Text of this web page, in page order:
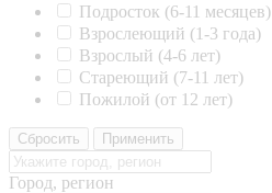
Подросток (6-11 месяцев)
Взрослеющий (1-3 года)
Взрослый (4-6 лет)
Стареющий (7-11 лет)
Пожилой (от 12 лет)
Сбросить Применить
Город, регион